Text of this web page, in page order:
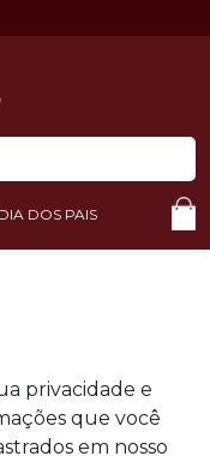
DOS PAIS
privacidade e
que você
em nosso